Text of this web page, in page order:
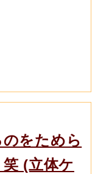
をためら
(立体ケ